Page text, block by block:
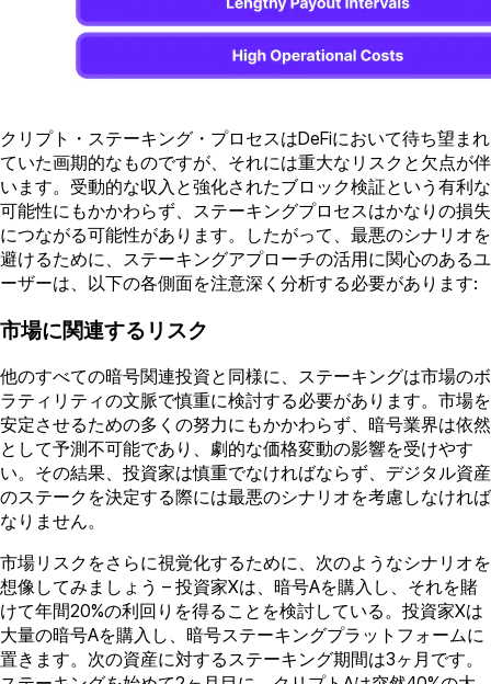
クリプト・ステーキング・プロセスはDeFiにおいて待ち望まれ
ていた画期的なものですが、それには重大なリスクと欠点が伴
います。受動的な収入と強化されたブロック検証という有利な
可能性にもかかわらず、ステーキングプロセスはかなりの損失
につながる可能性があります。したがって、最悪のシナリオを
避けるために、ステーキングアプローチの活用に関心のあるユ
ーザーは、以下の各側面を注意深く分析する必要があります:
市場に関連するリスク
他のすべての暗号関連投資と同様に、ステーキングは市場のボ
ラティリティの文脈で慎重に検討する必要があります。市場を
安定させるための多くの努力にもかかわらず、暗号業界は依然
として予測不可能であり、劇的な価格変動の影響を受けやす
い。その結果、投資家は慎重でなければならず、デジタル資産
のステークを決定する際には最悪のシナリオを考慮しなければ
なりません。
市場リスクをさらに視覚化するために、次のようなシナリオを
想像してみましょう – 投資家Xは、暗号Aを購入し、それを賭
けて年間20%の利回りを得ることを検討している。投資家Xは
大量の暗号Aを購入し、暗号ステーキングプラットフォームに
置きます。次の資産に対するステーキング期間は3ヶ月です。